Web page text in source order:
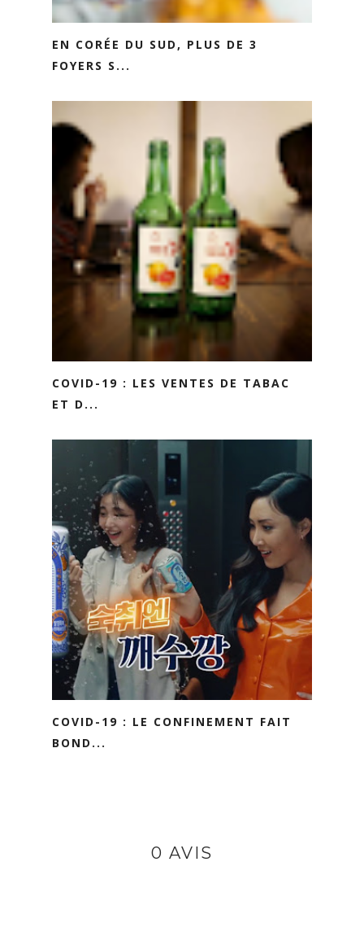
EN CORÉE DU SUD, PLUS DE 3
FOYERS S...
COVID-19 : LES VENTES DE TABAC
ET D...
COVID-19 : LE CONFINEMENT FAIT
BOND...
0 AVIS